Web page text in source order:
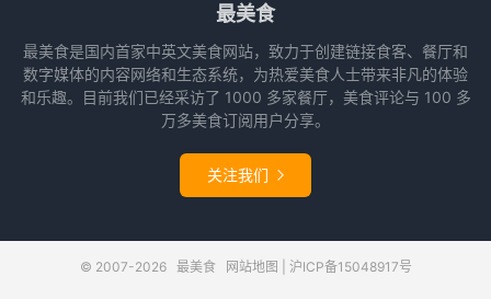
最美食
最美食是国内首家中英文美食网站，致力于创建链接食客、餐厅和
数字媒体的内容网络和生态系统，为热爱美食人士带来非凡的体验
和乐趣。目前我们已经采访了 1000 多家餐厅，美食评论与 100 多
万多美食订阅用户分享。
关注我们 
© 2007-2026 最美食 网站地图 沪ICP备15048917号